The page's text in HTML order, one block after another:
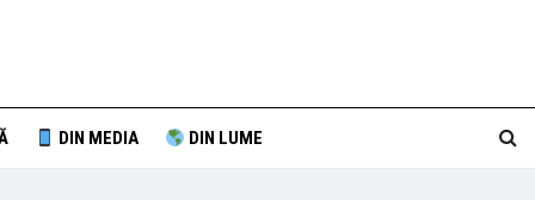
DIN MEDIA DIN LUME